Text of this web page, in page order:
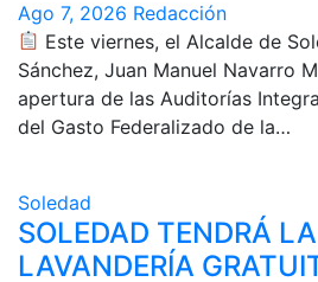
Ago 7, 2026 Redacción
Este viernes, el Alcalde de
Sánchez, Juan Manuel Navarro
apertura de las Auditorías
del Gasto Federalizado de la…
Soledad
SOLEDAD TENDRÁ
LAVANDERÍA